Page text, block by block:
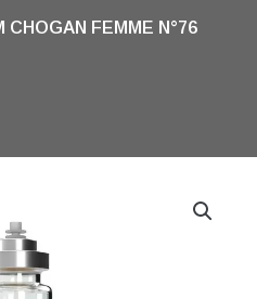
CHOGAN FEMME N°76